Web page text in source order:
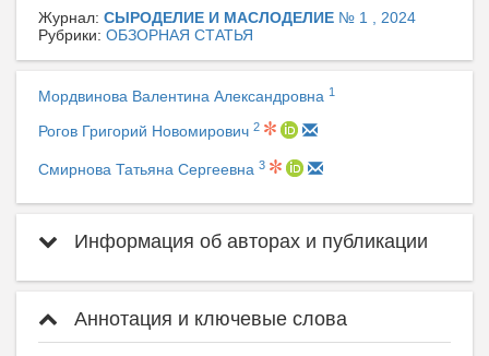
Журнал: СЫРОДЕЛИЕ И МАСЛОДЕЛИЕ № 1 , 2024
Рубрики: ОБЗОРНАЯ СТАТЬЯ
Мордвинова Валентина Александровна 1
Рогов Григорий Новомирович 2
Смирнова Татьяна Сергеевна 3
Информация об авторах и публикации
Аннотация и ключевые слова